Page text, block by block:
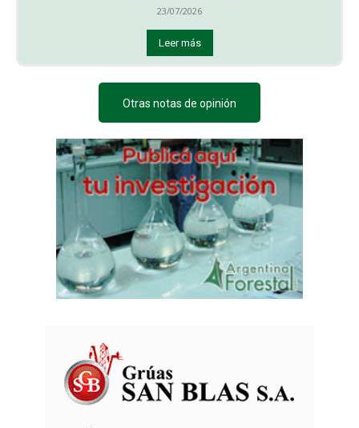
23/07/2026
Leer más
Otras notas de opinión